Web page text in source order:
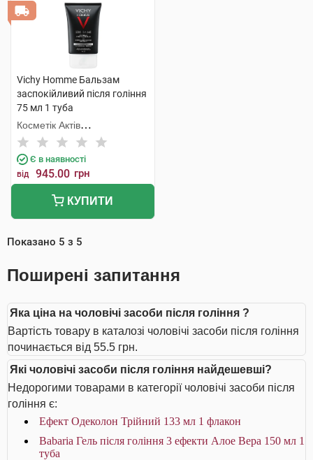
Vichy Homme Бальзам
заспокійливий після гоління
75 мл 1 туба
Косметік Актів
Інтернаціональ
Є в наявності
від 945.00 грн
КУПИТИ
Показано 5 з 5
Поширені запитання
Яка ціна на чоловічі засоби після гоління ?
Вартість товару в каталозі чоловічі засоби після гоління
починається від 55.5 грн.
Які чоловічі засоби після гоління найдешевші?
Недорогими товарами в категорії чоловічі засоби після
гоління є:
Ефект Одеколон Трійний 133 мл 1 флакон
Babaria Гель після гоління 3 ефекти Алое Вера 150 мл 1
туба